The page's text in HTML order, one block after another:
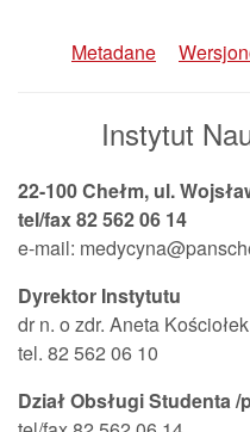
Metadane
Instytut
22-100 Chełm, ul.
tel/fax 82 562 06 14
e-mail:
Dyrektor Instytutu
dr n. o zdr. Aneta Kościołek
tel. 82 562 06 10
Dział Obsługi Studenta /